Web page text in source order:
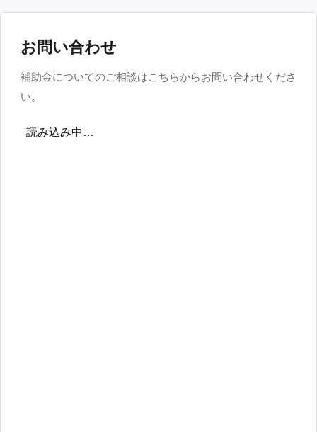
お問い合わせ
補助金についてのご相談はこちらからお問い合わせくださ
い。